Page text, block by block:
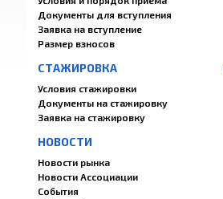
Документы для вступления
Заявка на вступление
Размер взносов
СТАЖИРОВКА
Условия стажировки
Документы на стажировку
Заявка на стажировку
НОВОСТИ
Новости рынка
Новости Ассоциации
События